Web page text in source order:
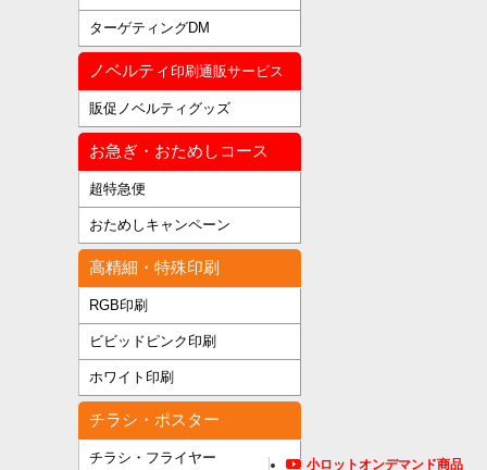
ターゲティングDM
ノベルティ 印刷通販サービス
販促ノベルティグッズ
お急ぎ・おためしコース
超特急便
おためしキャンペーン
高精細・特殊印刷
RGB印刷
ビビッドピンク印刷
ホワイト印刷
チラシ・ポスター
チラシ・フライヤー 小ロットオンデマンド商品